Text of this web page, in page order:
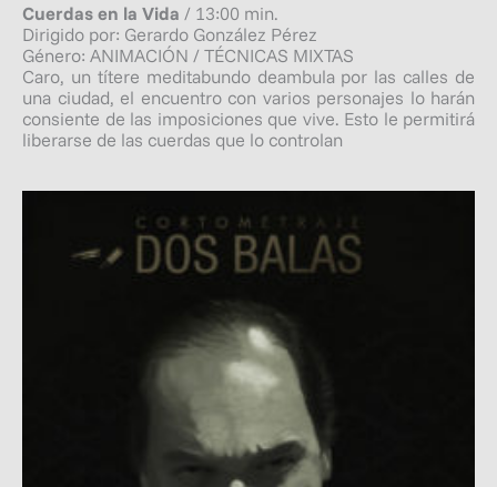
Cuerdas en la Vida / 13:00 min.
Dirigido por: Gerardo González Pérez
Género: ANIMACIÓN / TÉCNICAS MIXTAS
Caro, un títere meditabundo deambula por las calles de
una ciudad, el encuentro con varios personajes lo harán
consiente de las imposiciones que vive. Esto le permitirá
liberarse de las cuerdas que lo controlan